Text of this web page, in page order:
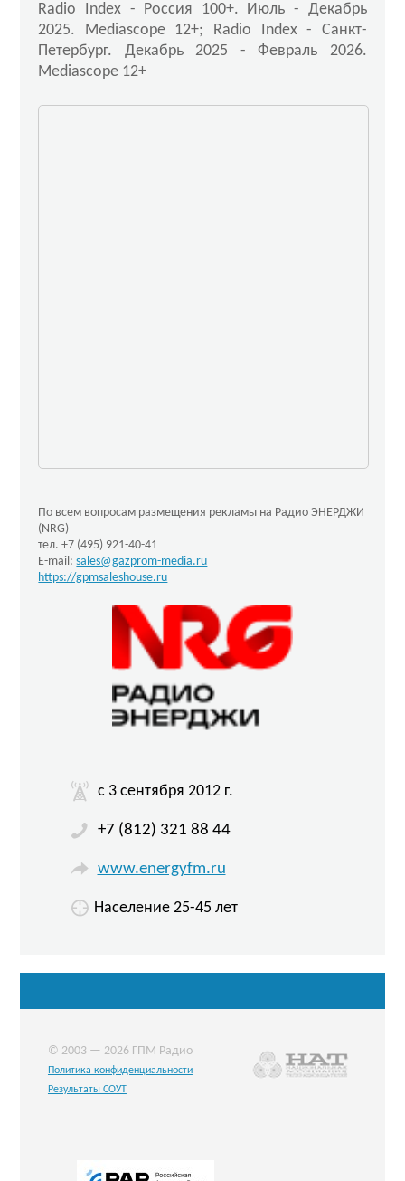
Radio Index - Россия 100+. Июль - Декабрь
2025. Mediascope 12+; Radio Index - Санкт-
Петербург. Декабрь 2025 - Февраль 2026.
Mediascope 12+
По всем вопросам размещения рекламы на Радио ЭНЕРДЖИ
(NRG)
тел. +7 (495) 921-40-41
E-mail:sales@gazprom-media.ru
https://gpmsaleshouse.ru
c 3 сентября 2012 г.
+7 (812) 321 88 44
www.energyfm.ru
Население 25-45 лет
© 2003 — 2026 ГПМ Радио
Политика конфиденциальности
Результаты СОУТ